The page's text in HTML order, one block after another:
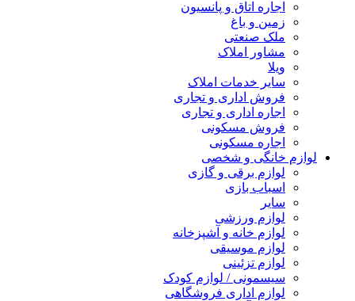
اجاره اتاق و پانسیون
زمین و باغ
ملک صنعتی
مشاور املاک
ویلا
سایر خدمات املاک
فروش اداری و تجاری
اجاره اداری و تجاری
فروش مسکونی
اجاره مسکونی
لوازم خانگی و شخصی
لوازم برقی و گازی
اسباب بازی
سایر
لوازم ورزشی
لوازم خانه و آشپزخانه
لوازم موسیقی
لوازم تزئینی
سیسمونی / لوازم کودک
لوازم اداری فروشگاهی